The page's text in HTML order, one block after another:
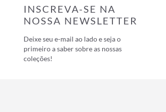
INSCREVA-SE NA
NOSSA NEWSLETTER
Deixe seu e-mail ao lado e seja o
primeiro a saber sobre as nossas
coleções!